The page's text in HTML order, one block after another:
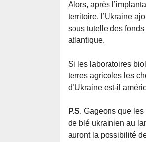
Alors, après
territoire, l’Ukraine
sous tutelle des
atlantique.
Si les laboratoires
terres agricoles les
d’Ukraine est-il
P.S. Gageons que
de blé ukrainien au
auront la possibilité